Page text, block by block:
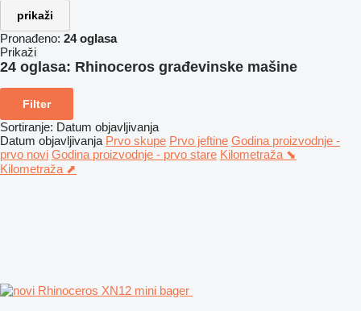
prikaži
Pronađeno: 24 oglasa
Prikaži
24 oglasa: Rhinoceros građevinske mašine
Filter
Sortiranje: Datum objavljivanja
Datum objavljivanja Prvo skupe Prvo jeftine Godina proizvodnje -
prvo novi Godina proizvodnje - prvo stare Kilometraža ⬊
Kilometraža ⬈